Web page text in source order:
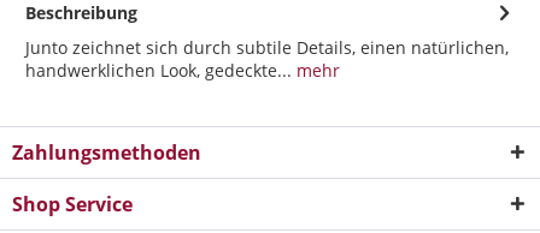
Beschreibung
Junto zeichnet sich durch subtile Details, einen natürlichen,
handwerklichen Look, gedeckte... mehr
Zahlungsmethoden
Shop Service